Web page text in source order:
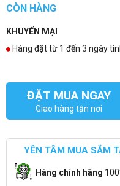
CÒN HÀNG
KHUYẾN MẠI
Hàng đặt từ 1 đến 3 ngày
ĐẶT MUA NGAY
Giao hàng tận nơi
YÊN TÂM MUA SẮM
Hàng chính hãng